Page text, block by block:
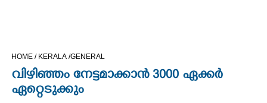
OPINION
HOME / KERALA /GENERAL
വിഴിഞ്ഞം നേട്ടമാക്കാൻ 3000 ഏക്കർ
ഏറ്റെടുക്കും